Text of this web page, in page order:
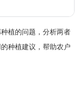
植的问题，分析两者
种植建议，帮助农户